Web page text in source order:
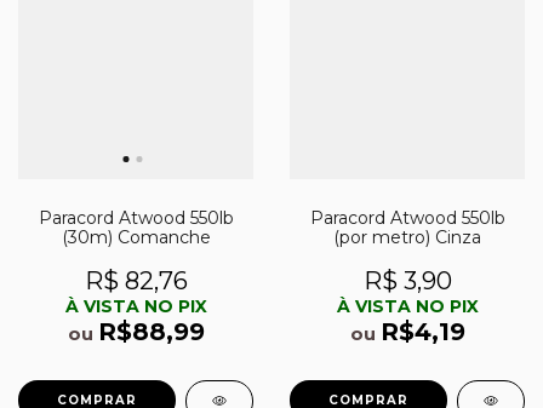
Paracord Atwood 550lb
(30m) Comanche
R$ 82,76
À VISTA NO PIX
ou R$88,99
Paracord Atwood 550lb
(por metro) Cinza
R$ 3,90
À VISTA NO PIX
ou R$4,19